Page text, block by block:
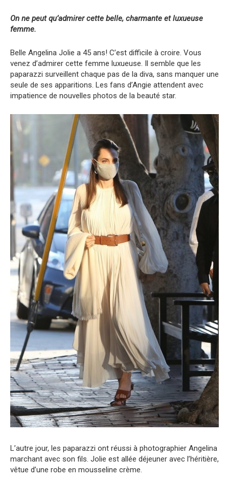
On ne peut qu’admirer cette belle, charmante et luxueuse
femme.
Belle Angelina Jolie a 45 ans! C’est difficile à croire. Vous
venez d’admirer cette femme luxueuse. Il semble que les
paparazzi surveillent chaque pas de la diva, sans manquer une
seule de ses apparitions. Les fans d’Angie attendent avec
impatience de nouvelles photos de la beauté star.
L’autre jour, les paparazzi ont réussi à photographier Angelina
marchant avec son fils. Jolie est allée déjeuner avec l’héritière,
vêtue d’une robe en mousseline crème.